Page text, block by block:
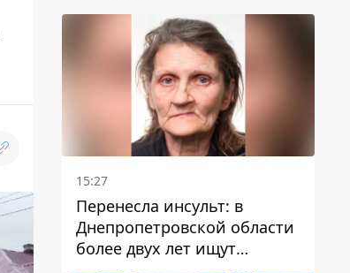
15:27
Перенесла инсульт: в
Днепропетровской области
более двух лет ищут